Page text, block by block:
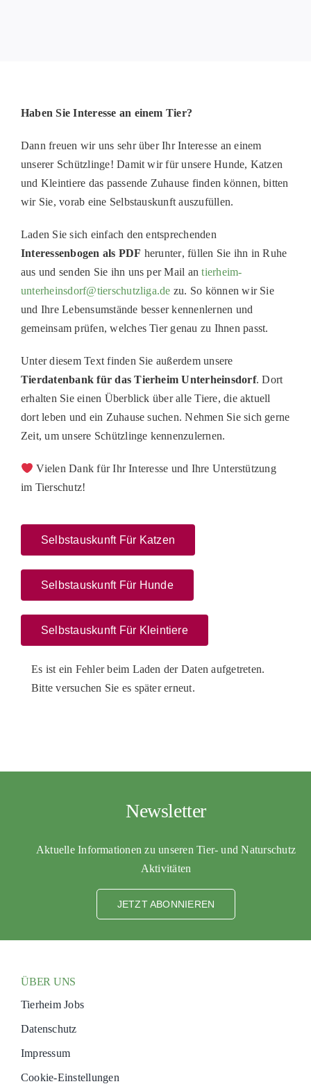
Haben Sie Interesse an einem Tier?
Dann freuen wir uns sehr über Ihr Interesse an einem
unserer Schützlinge! Damit wir für unsere Hunde, Katzen
und Kleintiere das passende Zuhause finden können, bitten
wir Sie, vorab eine Selbstauskunft auszufüllen.
Laden Sie sich einfach den entsprechenden
Interessenbogen als PDF herunter, füllen Sie ihn in Ruhe
aus und senden Sie ihn unsper Mail antierheim-
unterheinsdorf@tierschutzliga.de zu. So können wir Sie
und Ihre Lebensumstände besser kennenlernen und
gemeinsam prüfen, welches Tier genau zu Ihnen passt.
Unter diesem Text finden Sie außerdem unsere
Tierdatenbank für das Tierheim Unterheinsdorf. Dort
erhalten Sie einen Überblick über alle Tiere, die aktuell
dort leben und ein Zuhause suchen. Nehmen Sie sich gerne
Zeit, um unsere Schützlinge kennenzulernen.
Vielen Dank für Ihr Interesse und Ihre Unterstützung
im Tierschutz!
Selbstauskunft Für Katzen
Selbstauskunft Für Hunde
Selbstauskunft Für Kleintiere
Es ist ein Fehler beim Laden der Daten aufgetreten.
Bitte versuchen Sie es später erneut.
Newsletter
Aktuelle Informationen zu unseren Tier- und Naturschutz
Aktivitäten
JETZT ABONNIEREN
ÜBER UNS
Tierheim Jobs
Datenschutz
Impressum
Cookie-Einstellungen